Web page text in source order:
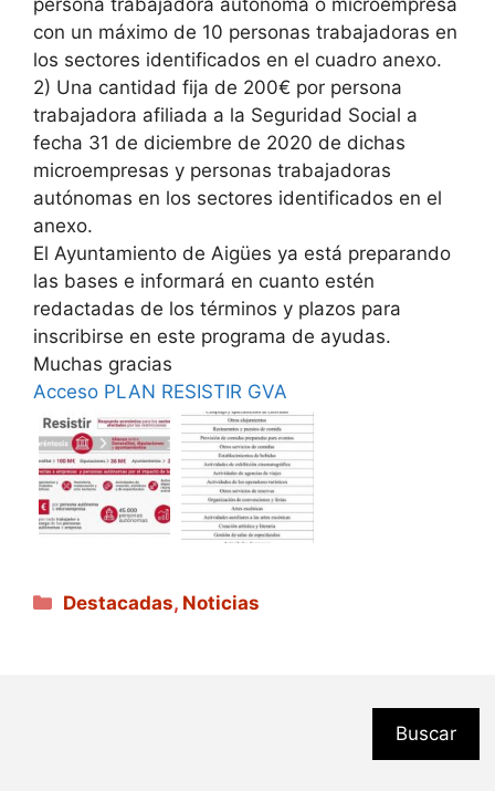
con un máximo de 10 personas trabajadoras en
los sectores identificados en el cuadro anexo.
2) Una cantidad fija de 200€ por persona
trabajadora afiliada a la Seguridad Social a
fecha 31 de diciembre de 2020 de dichas
microempresas y personas trabajadoras
autónomas en los sectores identificados en el
anexo.
El Ayuntamiento de Aigües ya está preparando
las bases e informará en cuanto estén
redactadas de los términos y plazos para
inscribirse en este programa de ayudas.
Muchas gracias
Acceso PLAN RESISTIR GVA
Categorías
Destacadas, Noticias
Buscar